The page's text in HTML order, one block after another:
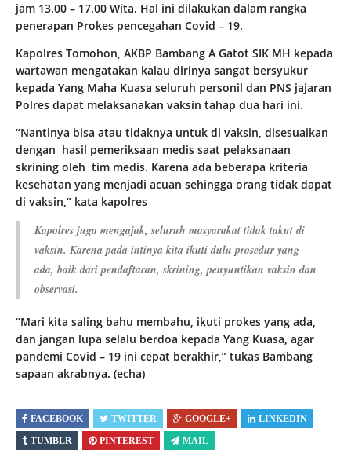
jam 13.00 – 17.00 Wita. Hal ini dilakukan dalam rangka
penerapan Prokes pencegahan Covid – 19.
Kapolres Tomohon, AKBP Bambang A Gatot SIK MH kepada
wartawan mengatakan kalau dirinya sangat bersyukur
kepada Yang Maha Kuasa seluruh personil dan PNS jajaran
Polres dapat melaksanakan vaksin tahap dua hari ini.
“Nantinya bisa atau tidaknya untuk di vaksin, disesuaikan
dengan hasil pemeriksaan medis saat pelaksanaan
skrining oleh tim medis. Karena ada beberapa kriteria
kesehatan yang menjadi acuan sehingga orang tidak dapat
di vaksin,” kata kapolres
Kapolres juga mengajak, seluruh masyarakat tidak takut di
vaksin. Karena pada intinya kita ikuti dulu prosedur yang
ada, baik dari pendaftaran, skrining, penyuntikan vaksin dan
observasi.
“Mari kita saling bahu membahu, ikuti prokes yang ada,
dan jangan lupa selalu berdoa kepada Yang Kuasa, agar
pandemi Covid – 19 ini cepat berakhir,” tukas Bambang
sapaan akrabnya. (echa)
FACEBOOK TWITTER GOOGLE+
LINKEDIN
TUMBLR
PINTEREST MAIL